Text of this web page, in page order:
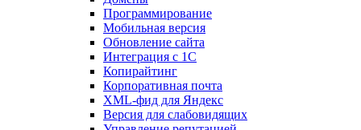
Программирование
Мобильная версия
Обновление сайта
Интеграция с 1С
Копирайтинг
Корпоративная почта
XML-фид для Яндекс
Версия для слабовидящих